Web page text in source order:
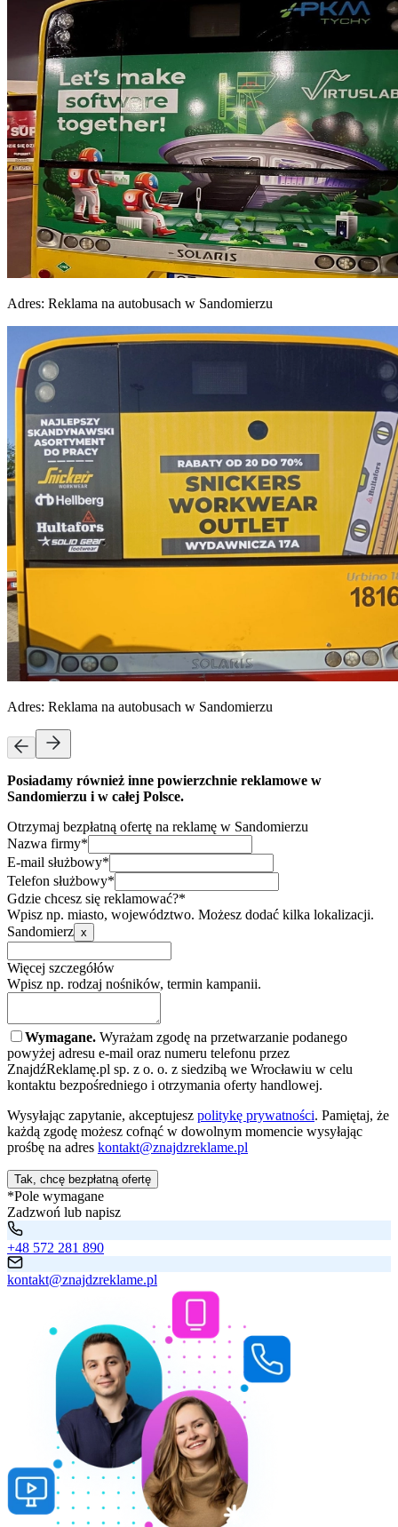
Adres: Reklama na autobusach w Sandomierzu
Adres: Reklama na autobusach w Sandomierzu
Posiadamy również inne powierzchnie reklamowe w
Sandomierzu i w całej Polsce.
Otrzymaj bezpłatną ofertę na reklamę w Sandomierzu
Nazwa firmy*
E-mail służbowy*
Telefon służbowy*
Gdzie chcesz się reklamować?*
Wpisz np. miasto, województwo. Możesz dodać kilka lokalizacji.
Sandomierz x
Więcej szczegółów
Wpisz np. rodzaj nośników, termin kampanii.
Wymagane. Wyrażam zgodę na przetwarzanie podanego
powyżej adresu e-mail oraz numeru telefonu przez
ZnajdźReklamę.pl sp. z o. o. z siedzibą we Wrocławiu w celu
kontaktu bezpośredniego i otrzymania oferty handlowej.
Wysyłając zapytanie, akceptujesz politykę prywatności. Pamiętaj, że
każdą zgodę możesz cofnąć w dowolnym momencie wysyłając
prośbę na adres kontakt@znajdzreklame.pl
Tak, chcę bezpłatną ofertę
*Pole wymagane
Zadzwoń lub napisz
+48 572 281 890
kontakt@znajdzreklame.pl